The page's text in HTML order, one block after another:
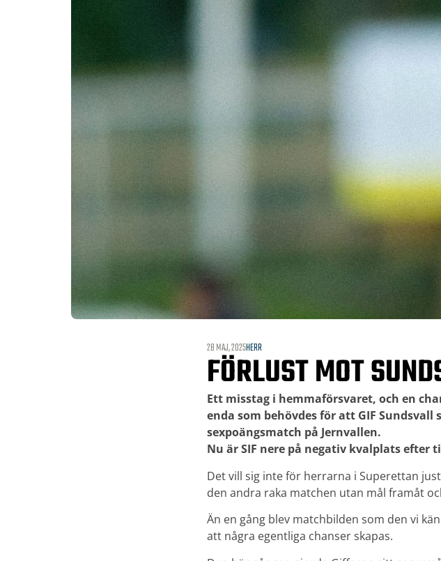
28 MAJ, 2025HERR
FÖRLUST MOT
Ett misstag i hemmaförsvaret, och en
enda som behövdes för att GIF
sexpoängsmatch på Jernvallen.
Nu är SIF nere på negativ kvalplats efter
Det vill sig inte för herrarna i Superettan
den andra raka matchen utan mål framåt
Än en gång blev matchbilden som den vi
att några egentliga chanser skapas.